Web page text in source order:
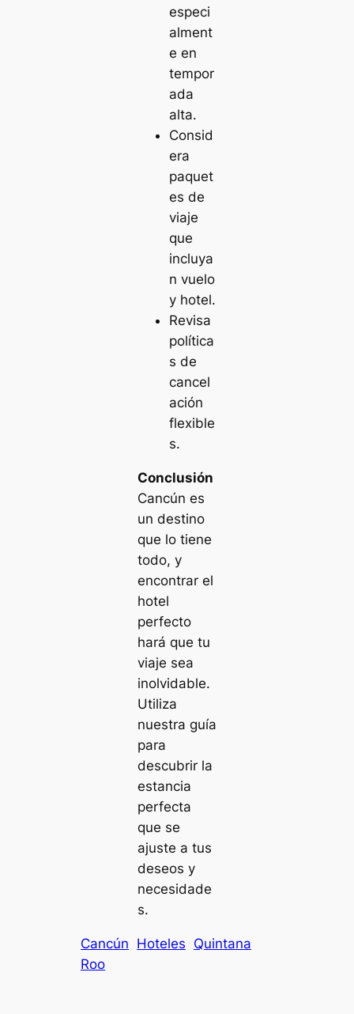
especi
alment
e en
tempor
ada
alta.
Consid
era
paquet
es de
viaje
que
incluya
n vuelo
y hotel.
Revisa
política
s de
cancel
ación
flexible
s.
Conclusión
Cancún es
un destino
que lo tiene
todo, y
encontrar el
hotel
perfecto
hará que tu
viaje sea
inolvidable.
Utiliza
nuestra guía
para
descubrir la
estancia
perfecta
que se
ajuste a tus
deseos y
necesidade
s.
Cancún Hoteles Quintana
Roo